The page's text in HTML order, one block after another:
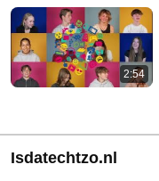
2:54
Isdatechtzo.nl